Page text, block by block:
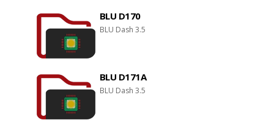
BLU D170
BLU Dash 3.5
BLU D171A
BLU Dash 3.5